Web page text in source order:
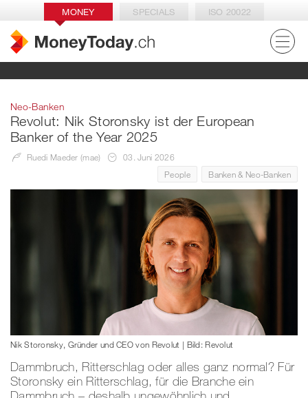
MONEY SPECIALS ISO 20022
Neo-Banken
Revolut: Nik Storonsky ist der European
Banker of the Year 2025
Ruedi Maeder (mae)
03. Juni 2026
People
Banken & Neo-Banken
Nik Storonsky, Gründer und CEO von Revolut | Bild: Revolut
Dammbruch, Ritterschlag oder alles ganz normal? Für
Storonsky ein Ritterschlag, für die Branche ein